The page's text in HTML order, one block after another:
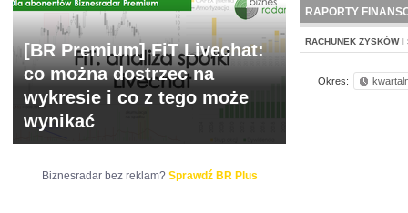
WYCENA BR
RAPORTY
RACHUNEK ZYSKÓW I
Okres:
[BR Premium] FiT Livechat:
co można dostrzec na
wykresie i co z tego może
wynikać
Biznesradar bez reklam? Sprawdź BR Plus